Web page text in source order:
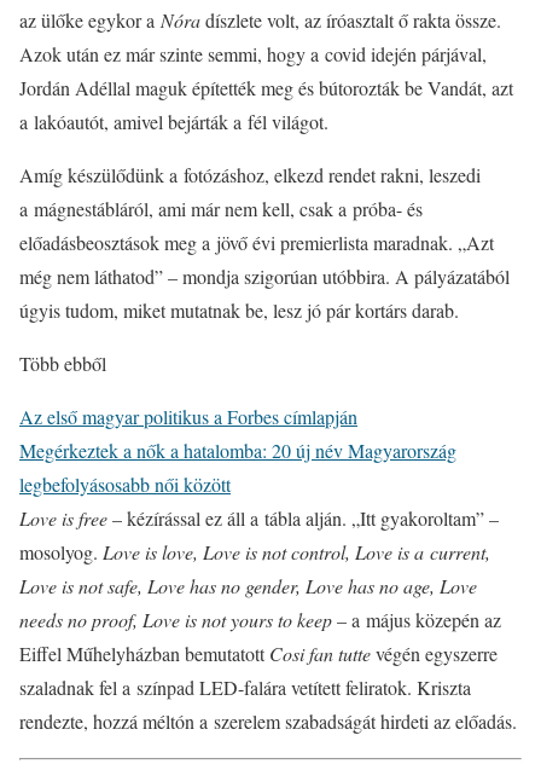
az ülőke egykor a Nóradíszlete volt, az íróasztalt ő rakta össze.
Azok után ez már szinte semmi, hogy a covid idején párjával,
Jordán Adéllal maguk építették meg és bútorozták be Vandát, azt
a lakóautót, amivel bejárták a fél világot.
Amíg készülődünk a fotózáshoz, elkezd rendet rakni, leszedi
a mágnestábláról, ami már nem kell, csak a próba- és
előadásbeosztások meg a jövő évi premierlista maradnak. „Azt
még nem láthatod” – mondja szigorúan utóbbira. A pályázatából
úgyis tudom, miket mutatnak be, lesz jó pár kortárs darab.
Több ebből
Az első magyar politikus a Forbes címlapján
Megérkeztek a nők a hatalomba: 20 új név Magyarország
legbefolyásosabb női között
Love is free– kézírással ez áll a tábla alján. „Itt gyakoroltam” –
mosolyog. Love is love, Love is not control, Love is a current,
Love is not safe, Love has no gender, Love has no age, Love
needs no proof, Love is not yours to keep– a május közepén az
Eiffel Műhelyházban bemutatottCosi fan tuttevégén egyszerre
szaladnak fel a színpad LED-falára vetített feliratok. Kriszta
rendezte, hozzá méltón a szerelem szabadságát hirdeti az előadás.